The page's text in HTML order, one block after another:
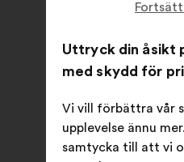
Uttryck din åsikt
med skydd för
Vi vill förbättra vår
upplevelse ännu
samtycka till att vi